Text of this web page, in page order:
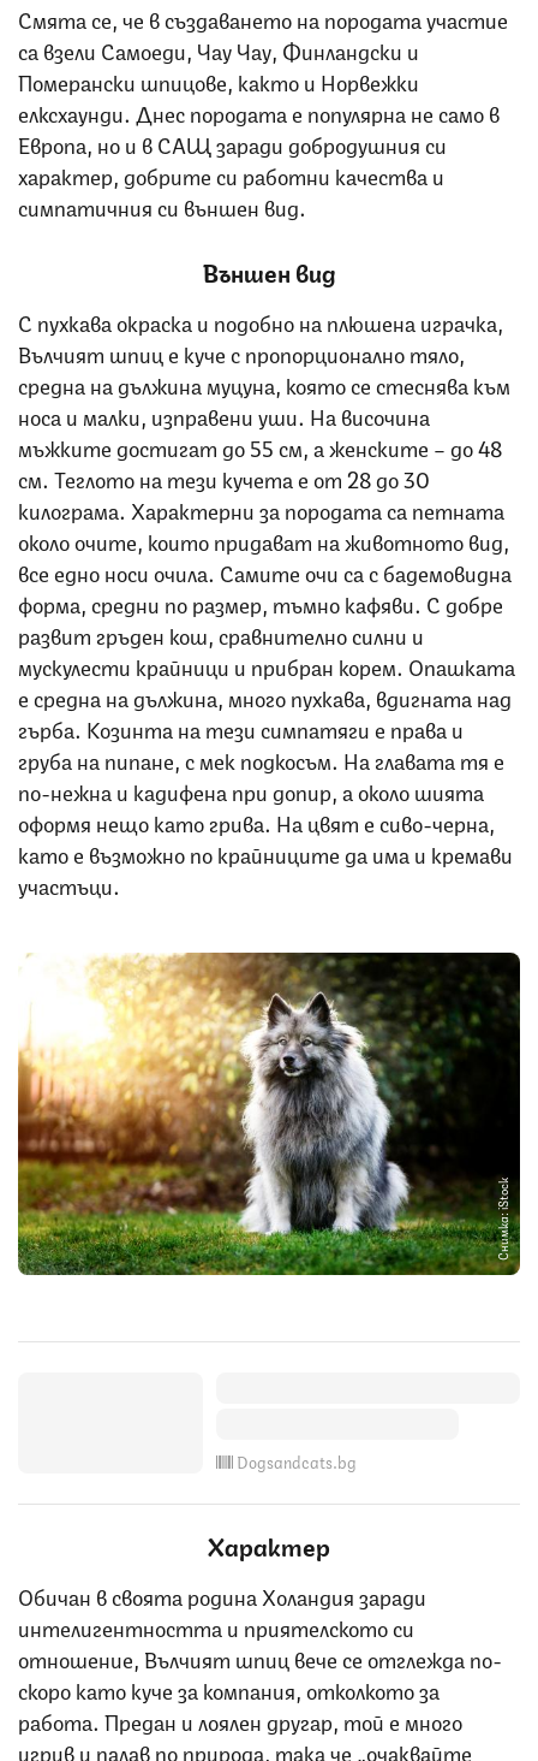
Смята се, че в създаването на породата участие
са взели Самоеди, Чау Чау, Финландски и
Померански шпицове, както и Норвежки
елксхаунди. Днес породата е популярна не само в
Европа, но и в САЩ заради добродушния си
характер, добрите си работни качества и
симпатичния си външен вид.
Външен вид
С пухкава oкраска и подобно на плюшена играчка,
Вълчият шпиц е куче с пропорционално тяло,
средна на дължина муцуна, която се стеснява към
носа и малки, изправени уши. На височина
мъжките достигат до 55 см, а женските – до 48
см. Теглото на тези кучета е от 28 до 30
килограма. Характерни за породата са петната
около очите, които придават на животното вид,
все едно носи очила. Самите очи са с бадемовидна
форма, средни по размер, тъмно кафяви. С добре
развит гръден кош, сравнително силни и
мускулести крайници и прибран корем. Опашката
е средна на дължина, много пухкава, вдигната над
гърба. Козинта на тези симпатяги е права и
груба на пипане, с мек подкосъм. На главата тя е
по-нежна и кадифена при допир, а около шията
оформя нещо като грива. На цвят е сиво-черна,
като е възможно по крайниците да има и кремави
участъци.
Снимка: iStock
Dogsandcats.bg
Характер
Обичан в своята родина Холандия заради
интелигентността и приятелското си
отношение, Вълчият шпиц вече се отглежда по-
скоро като куче за компания, отколкото за
работа. Предан и лоялен другар, той е много
игрив и палав по природа, така че „очаквайте